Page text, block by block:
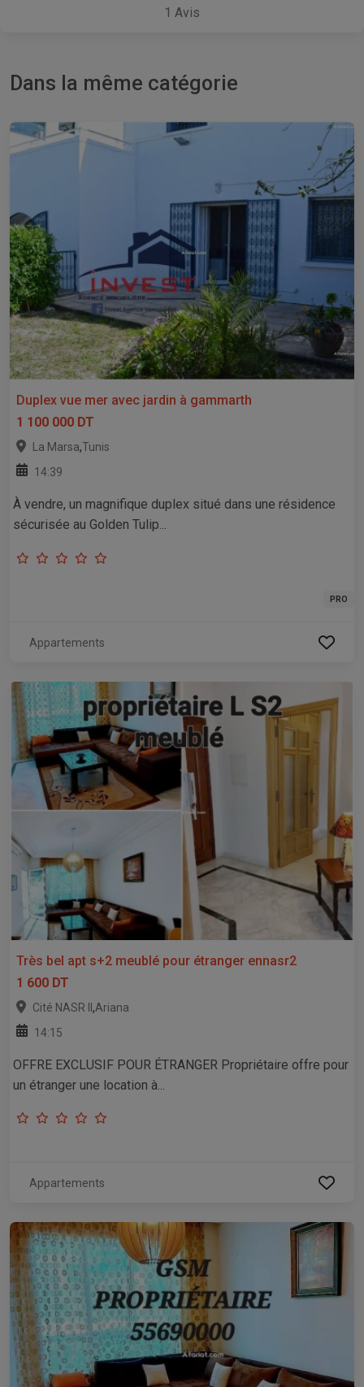
1 Avis
Dans la même catégorie
Duplex vue mer avec jardin à gammarth
1 100 000 DT
La Marsa,Tunis
14:39
À vendre, un magnifique duplex situé dans une résidence
sécurisée au Golden Tulip...
PRO
Appartements
Très bel apt s+2 meublé pour étranger ennasr2
1 600 DT
Cité NASR II ,Ariana
14:15
OFFRE EXCLUSIF POUR ÉTRANGER Propriétaire offre pour
un étranger une location à...
Appartements